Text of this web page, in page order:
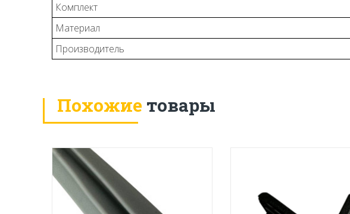
Комплект
Материал
Производитель
Похожие товары